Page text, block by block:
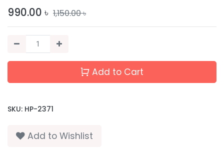
990.00 ৳ 1,150.00৳
Add to Cart
SKU: HP-2371
Add to Wishlist